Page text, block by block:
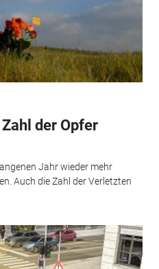
der Opfer
Jahr wieder mehr
Auch die Zahl der Verletzten